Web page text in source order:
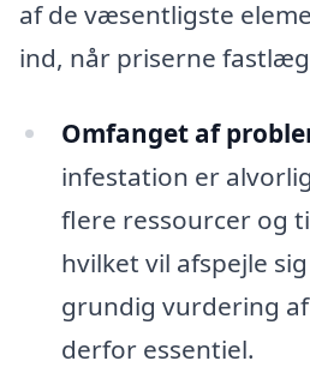
af de væsentligste
ind, når priserne
Omfanget af
infestation er
flere ressourcer og
hvilket vil afspejle
grundig vurdering
derfor essentiel.